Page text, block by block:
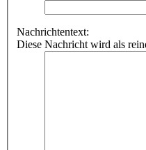
Nachrichtentext:
Diese Nachricht wird als